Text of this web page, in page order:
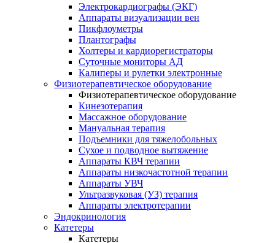
Электрокардиографы (ЭКГ)
Аппараты визуализации вен
Пикфлоуметры
Плантографы
Холтеры и кардиорегистраторы
Суточные мониторы АД
Калиперы и рулетки электронные
Физиотерапевтическое оборудование
Физиотерапевтическое оборудование
Кинезотерапия
Массажное оборудование
Мануальная терапия
Подъемники для тяжелобольных
Сухое и подводное вытяжение
Аппараты КВЧ терапии
Аппараты низкочастотной терапии
Аппараты УВЧ
Ультразвуковая (УЗ) терапия
Аппараты электротерапии
Эндокринология
Катетеры
Катетеры